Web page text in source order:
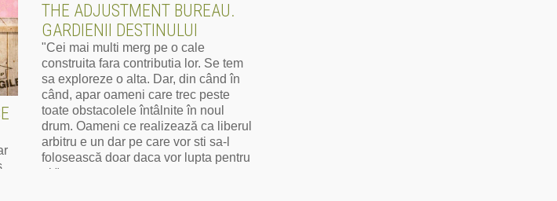
THE ADJUSTMENT BUREAU.
GARDIENII DESTINULUI
"Cei mai multi merg pe o cale
construita fara contributia lor. Se tem
sa exploreze o alta. Dar, din când în
când, apar oameni care trec peste
toate obstacolele întâlnite în noul
drum. Oameni ce realizează ca liberul
arbitru e un dar pe care vor sti sa-l
folosească doar daca vor lupta pentru
el."